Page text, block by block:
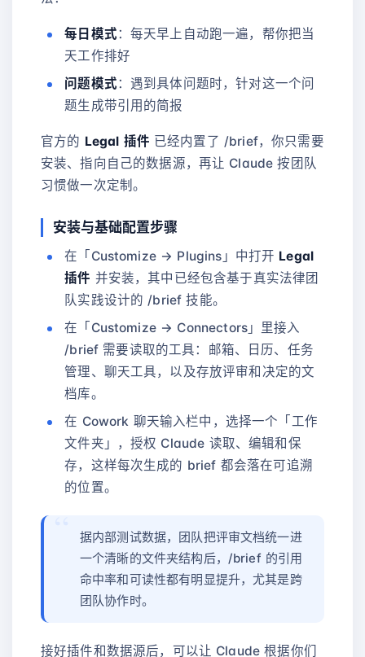
每日模式：每天早上自动跑一遍，帮你把当
天工作排好
问题模式：遇到具体问题时，针对这一个问
题生成带引用的简报
官方的 Legal 插件 已经内置了 /brief，你只需要
安装、指向自己的数据源，再让 Claude 按团队
习惯做一次定制。
安装与基础配置步骤
在「Customize → Plugins」中打开 Legal
插件 并安装，其中已经包含基于真实法律团
队实践设计的 /brief 技能。
在「Customize → Connectors」里接入
/brief 需要读取的工具：邮箱、日历、任务
管理、聊天工具，以及存放评审和决定的文
档库。
在 Cowork 聊天输入栏中，选择一个「工作
文件夹」，授权 Claude 读取、编辑和保
存，这样每次生成的 brief 都会落在可追溯
的位置。
据内部测试数据，团队把评审文档统一进
一个清晰的文件夹结构后，/brief 的引用
命中率和可读性都有明显提升，尤其是跨
团队协作时。
接好插件和数据源后，可以让 Claude 根据你们